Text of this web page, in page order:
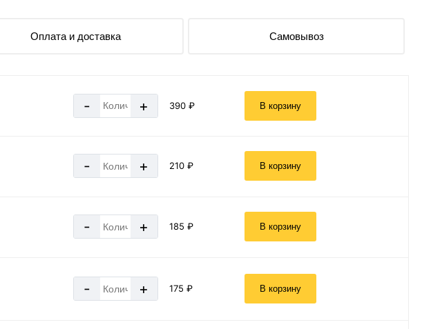
Оплата и доставка Самовывоз
- + 390 ₽ В корзину
- + 210 ₽ В корзину
- + 185 ₽ В корзину
- + 175 ₽ В корзину